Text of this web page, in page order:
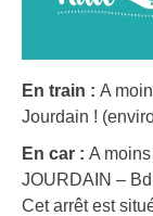
En train : A
Jourdain !
En car : A moins
JOURDAIN –
Cet arrêt est